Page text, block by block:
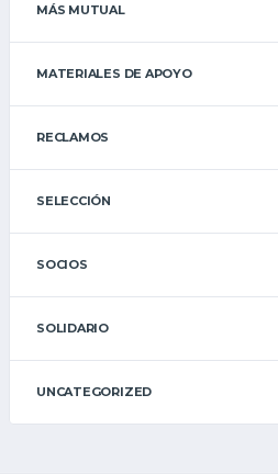
MÁS MUTUAL
MATERIALES DE APOYO
RECLAMOS
SELECCIÓN
SOCIOS
SOLIDARIO
UNCATEGORIZED